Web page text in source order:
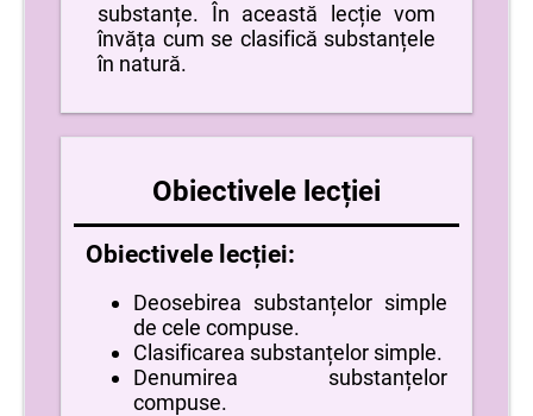
substanțe. În această lecție vom
învăța cum se clasifică substanțele
în natură.
Obiectivele lecției
Obiectivele lecției:
Deosebirea substanțelor simple
de cele compuse.
Clasificarea substanțelor simple.
Denumirea substanțelor
compuse.